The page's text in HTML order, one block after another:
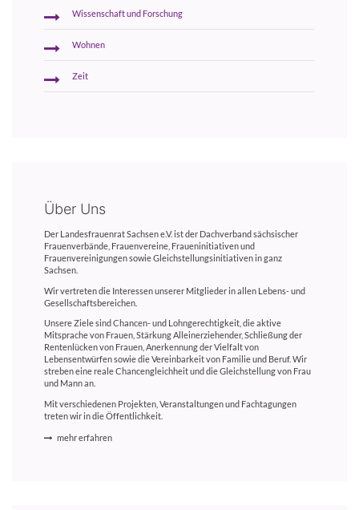
Wissenschaft und Forschung
Wohnen
Zeit
Über Uns
Der Landesfrauenrat Sachsen e.V. ist der Dachverband sächsischer
Frauenverbände, Frauenvereine, Fraueninitiativen und
Frauenvereinigungen sowie Gleichstellungsinitiativen in ganz
Sachsen.
Wir vertreten die Interessen unserer Mitglieder in allen Lebens- und
Gesellschaftsbereichen.
Unsere Ziele sind Chancen- und Lohngerechtigkeit, die aktive
Mitsprache von Frauen, Stärkung Alleinerziehender, Schließung der
Rentenlücken von Frauen, Anerkennung der Vielfalt von
Lebensentwürfen sowie die Vereinbarkeit von Familie und Beruf. Wir
streben eine reale Chancengleichheit und die Gleichstellung von Frau
und Mann an.
Mit verschiedenen Projekten, Veranstaltungen und Fachtagungen
treten wir in die Öffentlichkeit.
mehr erfahren